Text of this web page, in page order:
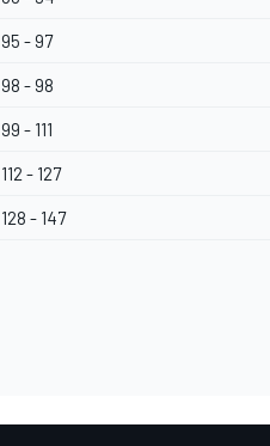
95 - 97
98 - 98
99 - 111
112 - 127
128 - 147